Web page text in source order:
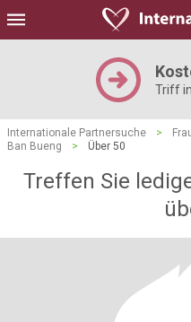
Triff
Internationale Partnersuche >
Ban Bueng
> Über 50
Treffen Sie